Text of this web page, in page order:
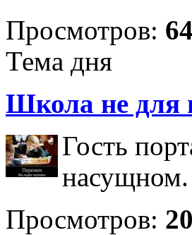
Просмотров:
Тема дня
Школа не для
Гость
насущном.
Просмотров: